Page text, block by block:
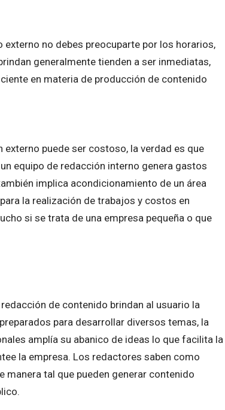
no debes preocuparte por los horarios,
generalmente tienden a ser inmediatas,
en materia de producción de contenido
puede ser costoso, la verdad es que
equipo de redacción interno genera gastos
implica acondicionamiento de un área
la realización de trabajos y costos en
si se trata de una empresa pequeña o que
de contenido brindan al usuario la
para desarrollar diversos temas, la
amplía su abanico de ideas lo que facilita la
la empresa. Los redactores saben como
manera tal que pueden generar contenido